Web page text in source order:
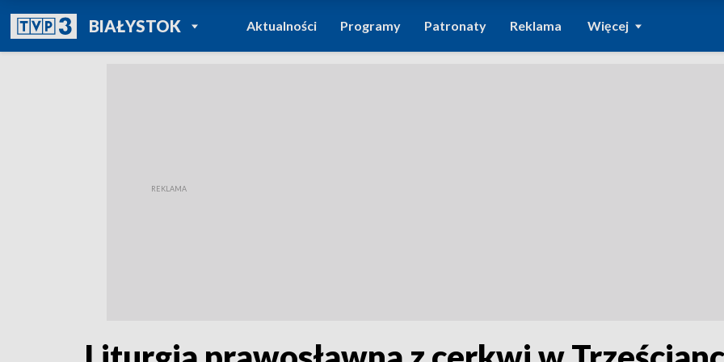
BIAŁYSTOKPOWRÓT DO
TVP REGIONY
Aktualności Programy Patronaty Reklama Więcej